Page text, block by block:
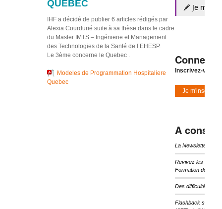
QUEBEC
IHF a décidé de publier 6 articles rédigés par
Alexia Courdurié suite à sa thèse dans le cadre
du Master IMTS – Ingénierie et Management
des Technologies de la Santé de l’EHESP.
Le 3ème concerne le Quebec .
Modeles de Programmation Hospitaliere
Quebec
Je
Inscrivez-vous
Je m'inscris
A
La Newsletter
Revivez les temps
Formation de l’IHF
Des difficultés
Flashback sur les